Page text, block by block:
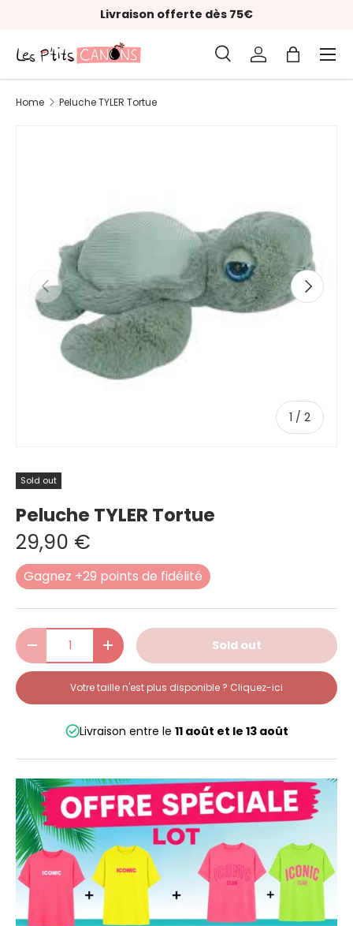
Livraison offerte dès 75€
Search
Product type
SearchLog inBag
Menu
Home Peluche TYLER Tortue
Previous
1 / of
2
Next
Sold out
Peluche TYLER Tortue
29,90 €
Gagnez +29 points de fidélité
Qty
-
+ Sold out
Votre taille n'est plus disponible ? Cliquez-ici
Livraison entre le 11 août et le 13 août